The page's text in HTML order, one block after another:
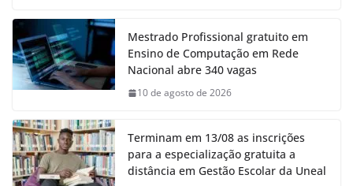
Mestrado Profissional gratuito em
Ensino de Computação em Rede
Nacional abre 340 vagas
10 de agosto de 2026
Terminam em 13/08 as inscrições
para a especialização gratuita a
distância em Gestão Escolar da Uneal